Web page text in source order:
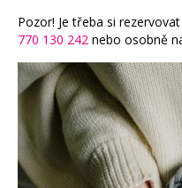
Pozor! Je třeba si
770 130 242 nebo osobně